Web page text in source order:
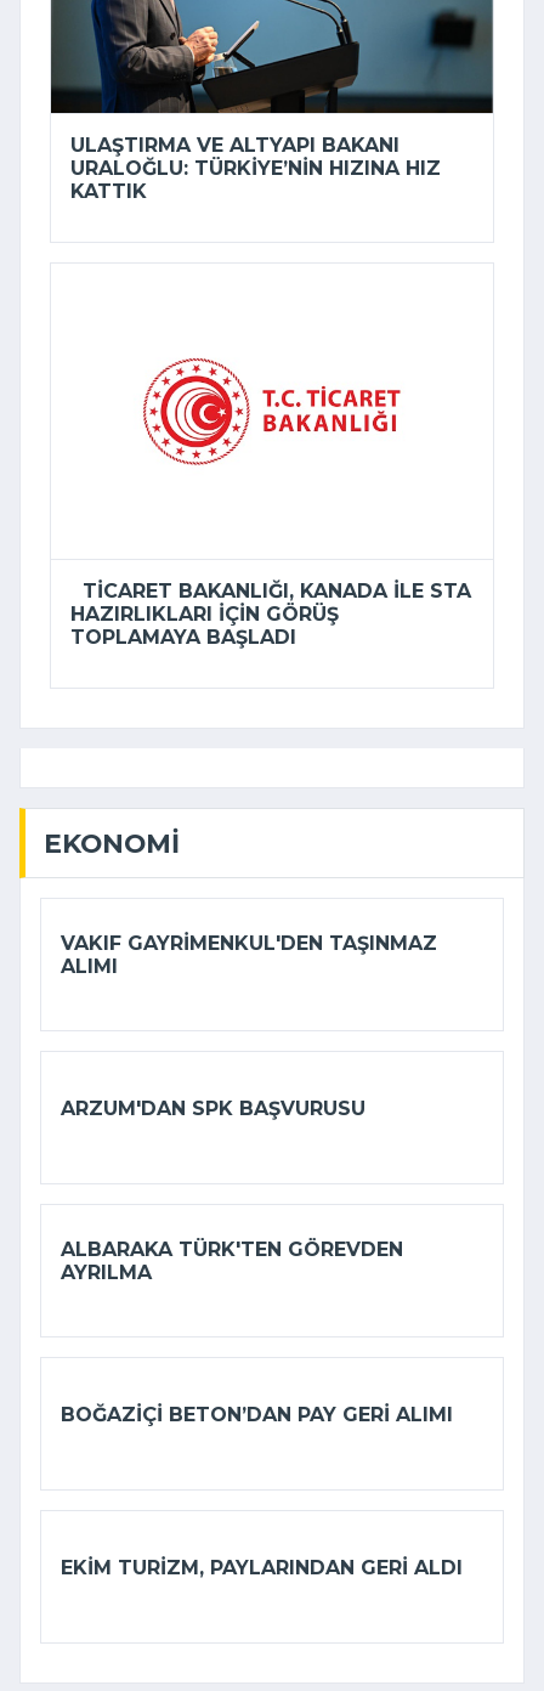
ULAŞTIRMA VE ALTYAPI BAKANI
URALOĞLU: TÜRKIYE’NIN HIZINA HIZ
KATTIK
TICARET BAKANLIĞI, KANADA ILE STA
HAZIRLIKLARI IÇIN GÖRÜŞ
TOPLAMAYA BAŞLADI
EKONOMI
VAKIF GAYRIMENKUL'DEN TAŞINMAZ
ALIMI
ARZUM'DAN SPK BAŞVURUSU
ALBARAKA TÜRK'TEN GÖREVDEN
AYRILMA
BOĞAZIÇI BETON’DAN PAY GERI ALIMI
EKIM TURIZM, PAYLARINDAN GERI ALDI